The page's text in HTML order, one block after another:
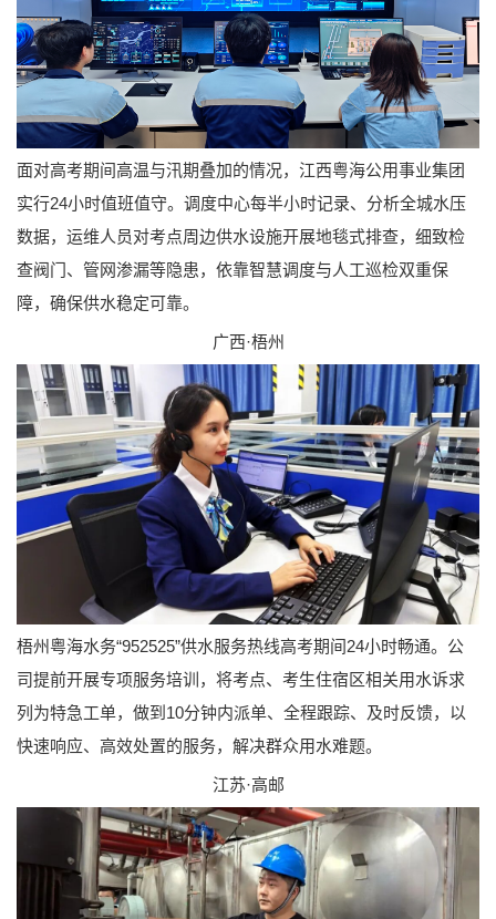
面对高考期间高温与汛期叠加的情况，江西粤海公用事业集团
实行24小时值班值守。调度中心每半小时记录、分析全城水压
数据，运维人员对考点周边供水设施开展地毯式排查，细致检
查阀门、管网渗漏等隐患，依靠智慧调度与人工巡检双重保
障，确保供水稳定可靠。
广西·梧州
梧州粤海水务“952525”供水服务热线高考期间24小时畅通。公
司提前开展专项服务培训，将考点、考生住宿区相关用水诉求
列为特急工单，做到10分钟内派单、全程跟踪、及时反馈，以
快速响应、高效处置的服务，解决群众用水难题。
江苏·高邮